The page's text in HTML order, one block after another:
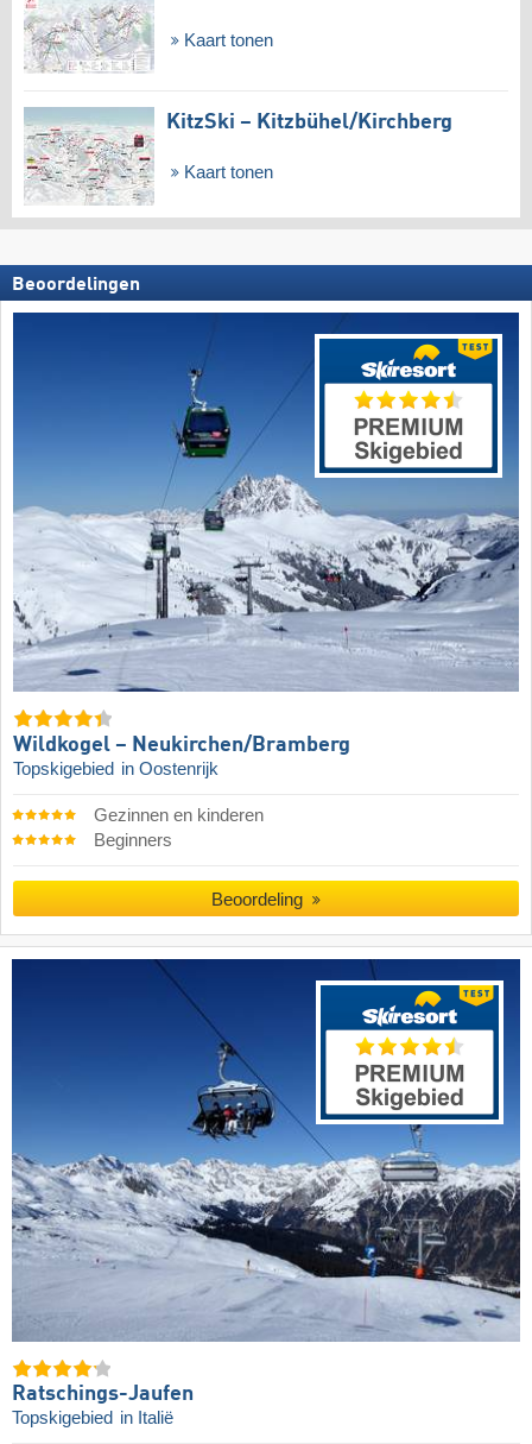
Kaart tonen
KitzSki – Kitzbühel/​Kirchberg
Kaart tonen
Beoordelingen
Wildkogel – Neukirchen/​Bramberg
Topskigebied in Oostenrijk
Gezinnen en kinderen
Beginners
Beoordeling
Ratschings-Jaufen
Topskigebied in Italië